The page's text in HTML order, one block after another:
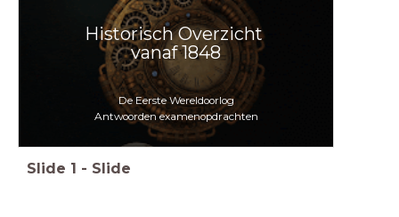
Historisch Overzicht
vanaf 1848
De Eerste Wereldoorlog
Antwoorden examenopdrachten
Slide 1 - Slide